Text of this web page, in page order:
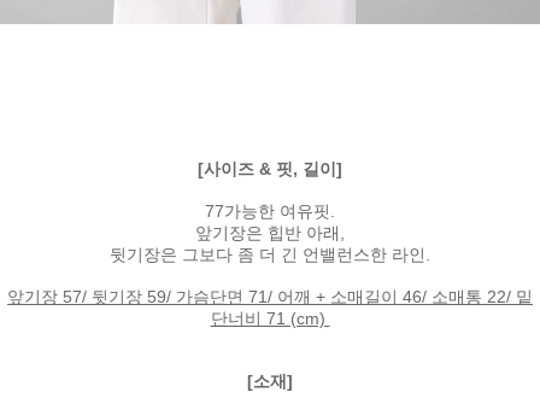
[사이즈 & 핏, 길이]
77가능한 여유핏.
앞기장은 힙반 아래,
뒷기장은 그보다 좀 더 긴 언밸런스한 라인.
앞기장 57/ 뒷기장 59/ 가슴단면 71/ 어깨 + 소매길이 46/ 소매통 22/ 밑
단너비 71 (cm)
[소재]